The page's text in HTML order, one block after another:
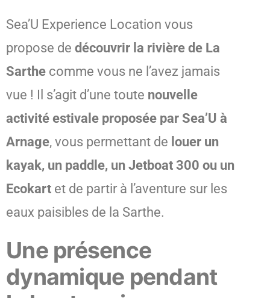
Sea’U Experience Location vous
propose de découvrir la rivière de La
Sarthe comme vous ne l’avez jamais
vue ! Il s’agit d’une toute nouvelle
activité estivale proposée par Sea’U à
Arnage, vous permettant de louer un
kayak, un paddle, un Jetboat 300 ou un
Ecokart et de partir à l’aventure sur les
eaux paisibles de la Sarthe.
Une présence
dynamique pendant